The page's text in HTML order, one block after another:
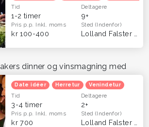
Tid
1-2 timer
Deltagere
9+
Pris p.p. Inkl. moms
kr 100-400
Sted(Indenfor)
dinner og vinsmagning med
Date idéer Herretur Venindetur
Tid
3-4 timer
Deltagere
2+
Pris p.p. Inkl. moms
kr 700
Sted(Indenfor)